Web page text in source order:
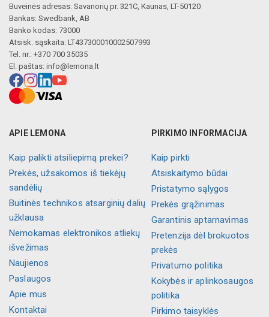
Buveinės adresas: Savanorių pr. 321C, Kaunas, LT-50120
Bankas: Swedbank, AB
Banko kodas: 73000
Atsisk. sąskaita: LT437300010002507993
Tel. nr.: +370 700 35035
El. paštas: info@lemona.lt
APIE LEMONA
Kaip palikti atsiliepimą prekei?
Prekės, užsakomos iš tiekėjų
sandėlių
Buitinės technikos atsarginių dalių
užklausa
Nemokamas elektronikos atliekų
išvežimas
Naujienos
Paslaugos
Apie mus
Kontaktai
PIRKIMO INFORMACIJA
Kaip pirkti
Atsiskaitymo būdai
Pristatymo sąlygos
Prekės grąžinimas
Garantinis aptarnavimas
Pretenzija dėl brokuotos
prekės
Privatumo politika
Kokybės ir aplinkosaugos
politika
Pirkimo taisyklės